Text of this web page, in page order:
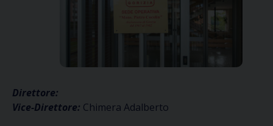
Direttore:
Vice-Direttore: Chimera Adalberto